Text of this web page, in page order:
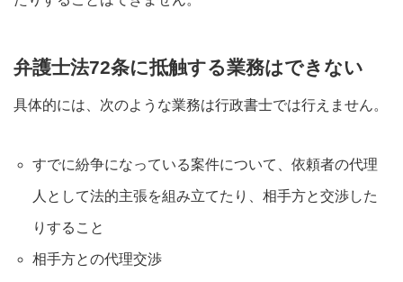
弁護士法72条に抵触する業務はできない
具体的には、次のような業務は行政書士では行えません。
すでに紛争になっている案件について、依頼者の代理
人として法的主張を組み立てたり、相手方と交渉した
りすること
相手方との代理交渉